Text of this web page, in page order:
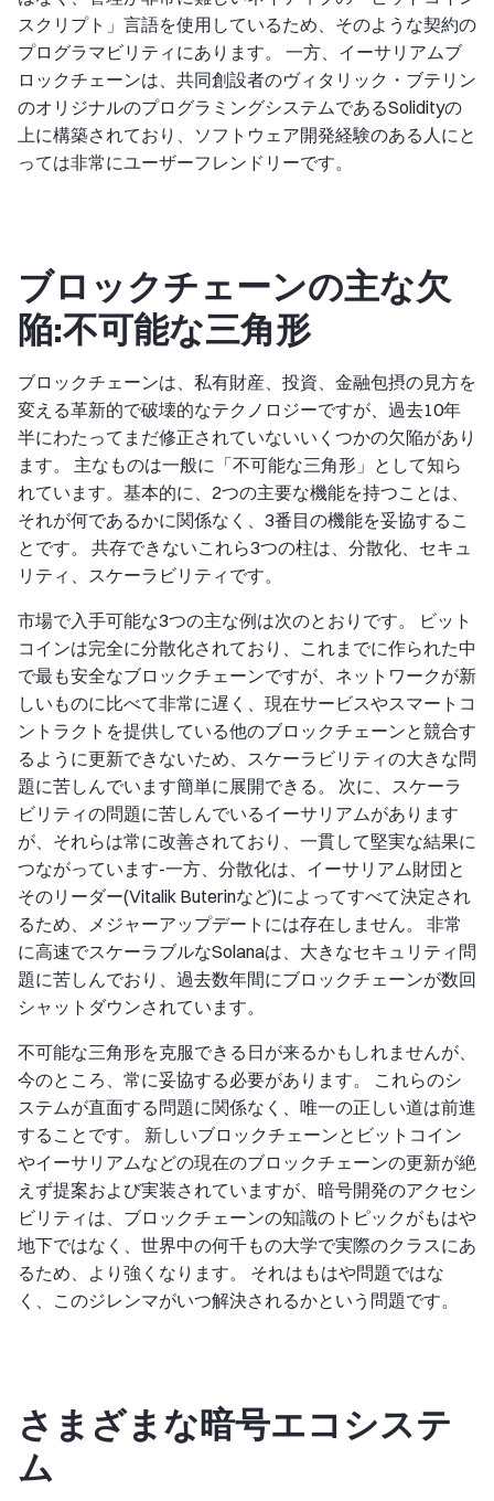
スクリプト」言語を使用しているため、そのような契約の
プログラマビリティにあります。 一方、イーサリアムブ
ロックチェーンは、共同創設者のヴィタリック・ブテリン
のオリジナルのプログラミングシステムであるSolidityの
上に構築されており、ソフトウェア開発経験のある人にと
っては非常にユーザーフレンドリーです。
ブロックチェーンの主な欠
陥:不可能な三角形
ブロックチェーンは、私有財産、投資、金融包摂の見方を
変える革新的で破壊的なテクノロジーですが、過去10年
半にわたってまだ修正されていないいくつかの欠陥があり
ます。 主なものは一般に「不可能な三角形」として知ら
れています。基本的に、2つの主要な機能を持つことは、
それが何であるかに関係なく、3番目の機能を妥協するこ
とです。 共存できないこれら3つの柱は、分散化、セキュ
リティ、スケーラビリティです。
市場で入手可能な3つの主な例は次のとおりです。 ビット
コインは完全に分散化されており、これまでに作られた中
で最も安全なブロックチェーンですが、ネットワークが新
しいものに比べて非常に遅く、現在サービスやスマートコ
ントラクトを提供している他のブロックチェーンと競合す
るように更新できないため、スケーラビリティの大きな問
題に苦しんでいます簡単に展開できる。 次に、スケーラ
ビリティの問題に苦しんでいるイーサリアムがあります
が、それらは常に改善されており、一貫して堅実な結果に
つながっています-一方、分散化は、イーサリアム財団と
そのリーダー(Vitalik Buterinなど)によってすべて決定され
るため、メジャーアップデートには存在しません。 非常
に高速でスケーラブルなSolanaは、大きなセキュリティ問
題に苦しんでおり、過去数年間にブロックチェーンが数回
シャットダウンされています。
不可能な三角形を克服できる日が来るかもしれませんが、
今のところ、常に妥協する必要があります。 これらのシ
ステムが直面する問題に関係なく、唯一の正しい道は前進
することです。 新しいブロックチェーンとビットコイン
やイーサリアムなどの現在のブロックチェーンの更新が絶
えず提案および実装されていますが、暗号開発のアクセシ
ビリティは、ブロックチェーンの知識のトピックがもはや
地下ではなく、世界中の何千もの大学で実際のクラスにあ
るため、より強くなります。 それはもはや問題ではな
く、このジレンマがいつ解決されるかという問題です。
さまざまな暗号エコシステ
ム